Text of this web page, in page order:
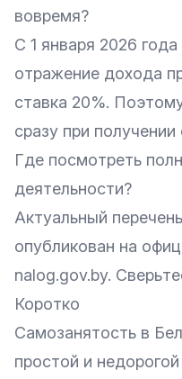
вовремя?
С 1 января 2026
отражение дохода
ставка 20%.
сразу при получении
Где посмотреть
деятельности?
Актуальный
опубликован на
nalog.gov.by.
Коротко
Самозанятость в
простой и